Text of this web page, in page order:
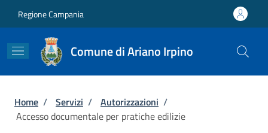
Regione Campania
Comune di Ariano Irpino
Briciole di pane
Home / Servizi / Autorizzazioni /
Accesso documentale per pratiche edilizie